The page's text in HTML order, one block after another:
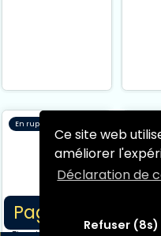
Ce site web
améliorer
Déclaration de
Refuser (8s)
Page 1/2
En rupture de stock